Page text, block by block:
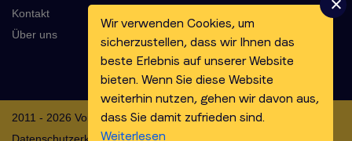
Kontakt
Über uns
2011 - 2026 Voicebooking.com BV
Wir verwenden Cookies, um
sicherzustellen, dass wir Ihnen das
beste Erlebnis auf unserer Website
bieten. Wenn Sie diese Website
weiterhin nutzen, gehen wir davon aus,
dass Sie damit zufrieden sind.
Weiterlesen